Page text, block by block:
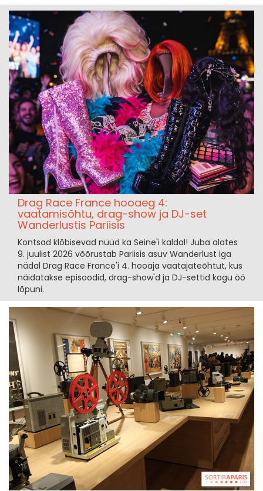
Drag Race France hooaeg 4:
vaatamisõhtu, drag-show ja DJ-set
Wanderlustis Pariisis
Kontsad klõbisevad nüüd ka Seine'i kaldal! Juba alates
9. juulist 2026 võõrustab Pariisis asuv Wanderlust iga
nädal Drag Race France'i 4. hooaja vaatajateõhtut, kus
näidatakse episoodid, drag-show'd ja DJ-settid kogu öö
lõpuni.